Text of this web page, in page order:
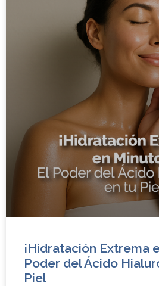
¡Hidratación Extrema
Poder del Ácido
Piel